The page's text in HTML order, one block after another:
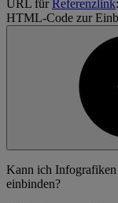
URL fürReferenzlink:
HTML-Code zur
Kann ich Infografiken
einbinden?